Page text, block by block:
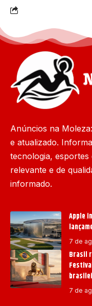
Anúncios na
e atualizado.
tecnologia, esportes
relevante e de
informado.
Apple
7 de
Brasil
7 de